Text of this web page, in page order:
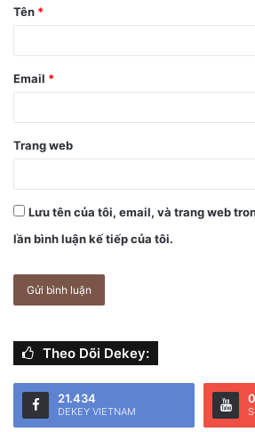
Tên *
Email *
Trang web
Lưu tên của tôi, email, và trang web
lần bình luận kế tiếp của tôi.
Theo Dõi Dekey:
21.434
DEKEY VIETNAM
0